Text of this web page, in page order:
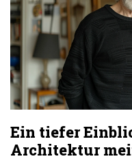
Ein tiefer
Architektur